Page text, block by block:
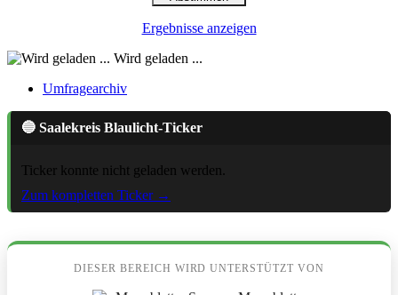
Ergebnisse anzeigen
Wird geladen ...
Umfragearchiv
🔵 Saalekreis Blaulicht-Ticker
Ticker konnte nicht geladen werden.
Zum kompletten Ticker →
DIESER BEREICH WIRD UNTERSTÜTZT VON